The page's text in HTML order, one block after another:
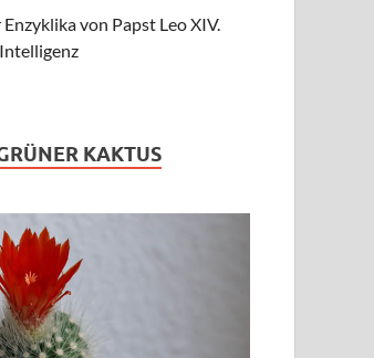
von Papst Leo XIV.
KAKTUS